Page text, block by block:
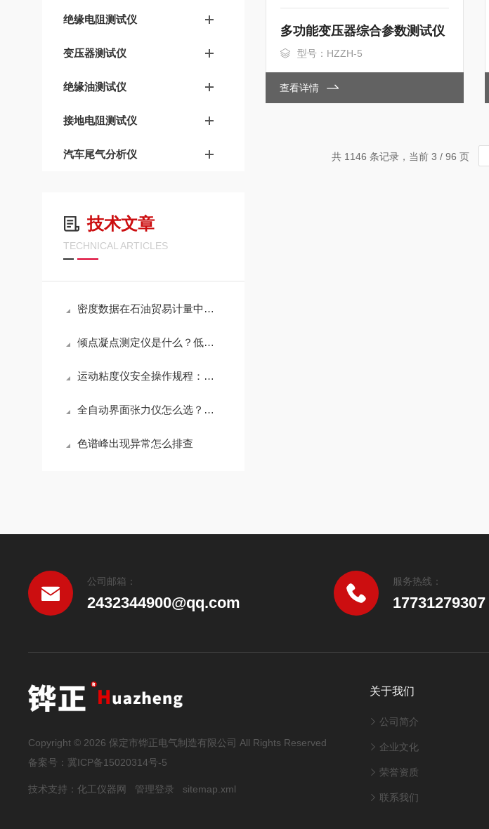
绝缘电阻测试仪
变压器测试仪
绝缘油测试仪
接地电阻测试仪
汽车尾气分析仪
技术文章
TECHNICAL ARTICLES
密度数据在石油贸易计量中怎么用？
倾点凝点测定仪是什么？低温指标为什么是变压器油必测项？
运动粘度仪安全操作规程：这几条疏忽了轻则损仪器重则出事故
全自动界面张力仪怎么选？电力实验室和化工实验室的需求有什么不同？
色谱峰出现异常怎么排查
多功能变压器综合参数测试仪
型号：HZZH-5
查看详情
共 1146 条记录，当前 3 / 96 页
公司邮箱：
2432344900@qq.com
服务热线：
17731279307
Copyright © 2026 保定市铧正电气制造有限公司 All Rights Reserved
备案号： 冀ICP备15020314号-5
技术支持：化工仪器网 管理登录 sitemap.xml
关于我们
公司简介
企业文化
荣誉资质
联系我们